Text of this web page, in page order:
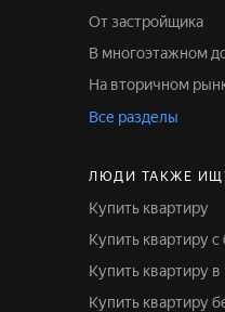
От застройщика
В многоэтажном
На вторичном
Все разделы
ЛЮДИ ТАКЖЕ
Купить квартиру
Купить квартиру
Купить квартиру
Купить квартиру